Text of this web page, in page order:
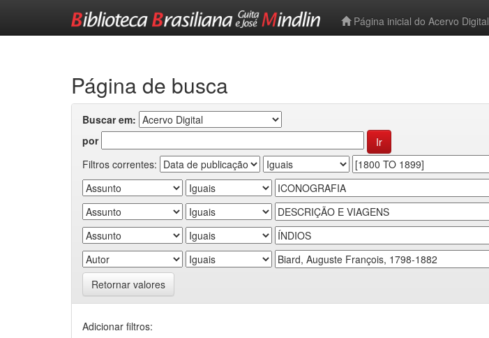
Página inicial do Acervo Digital
Página de busca
Buscar em:
por
Filtros correntes:
Retornar valores
Adicionar filtros: